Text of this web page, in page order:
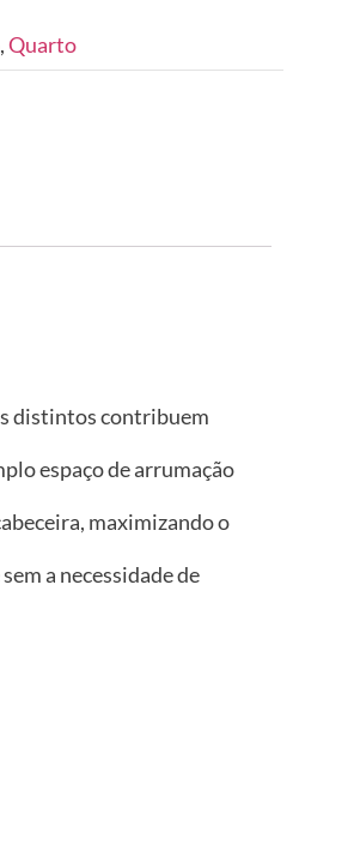
,Quarto
distintos contribuem
espaço de arrumação
maximizando o
a necessidade de